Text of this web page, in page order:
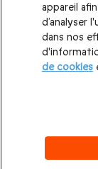
Vol en avion de
parachute|Saut
en ULM|Vol en
Montgolfiere
Montgolfière
appareil
d’analyser
dans nos
de cookies